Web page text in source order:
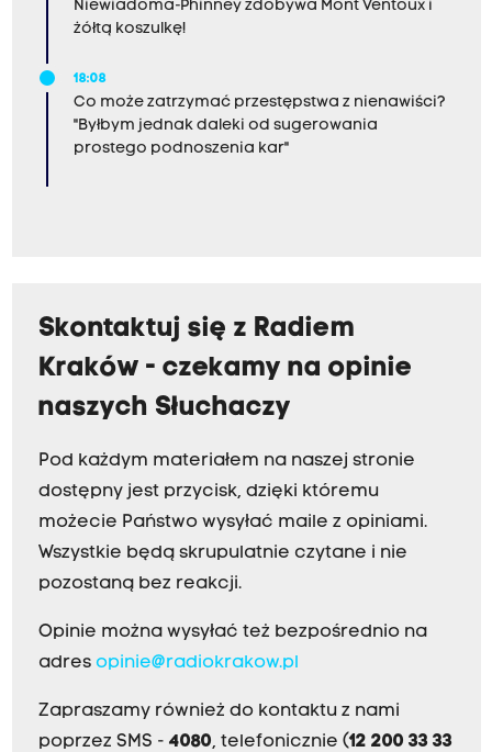
Niewiadoma-Phinney zdobywa Mont Ventoux i
żółtą koszulkę!
18:08
Co może zatrzymać przestępstwa z nienawiści?
"Byłbym jednak daleki od sugerowania
prostego podnoszenia kar"
Skontaktuj się z Radiem
Kraków - czekamy na opinie
naszych Słuchaczy
Pod każdym materiałem na naszej stronie
dostępny jest przycisk, dzięki któremu
możecie Państwo wysyłać maile z opiniami.
Wszystkie będą skrupulatnie czytane i nie
pozostaną bez reakcji.
Opinie można wysyłać też bezpośrednio na
adres opinie@radiokrakow.pl
Zapraszamy również do kontaktu z nami
poprzez SMS - 4080, telefonicznie (12 200 33 33